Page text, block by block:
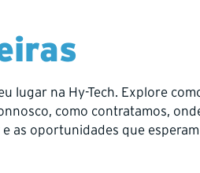
lugar na Hy-Tech. Explore
como contratamos,
as oportunidades que esperam